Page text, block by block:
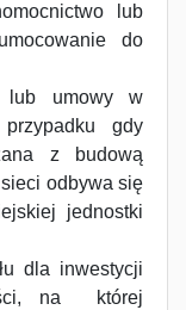
lub
do
lub umowy w
gdy
z budową
odbywa się
jednostki
dla inwestycji
na której